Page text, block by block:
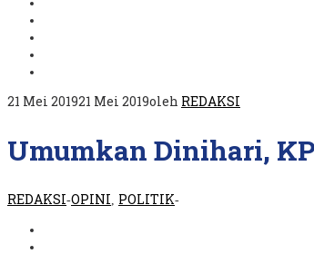
21 Mei 201921 Mei 2019oleh REDAKSI
Umumkan Dinihari,
REDAKSI-OPINI POLITIK-